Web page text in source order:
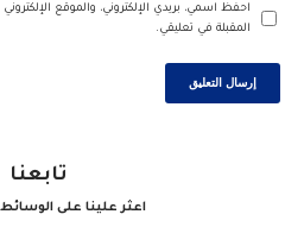
احفظ اسمي، بريدي الإلكتروني، والموقع
المقبلة في تعليقي.
تابعنا
اعثر علينا على الوسائط